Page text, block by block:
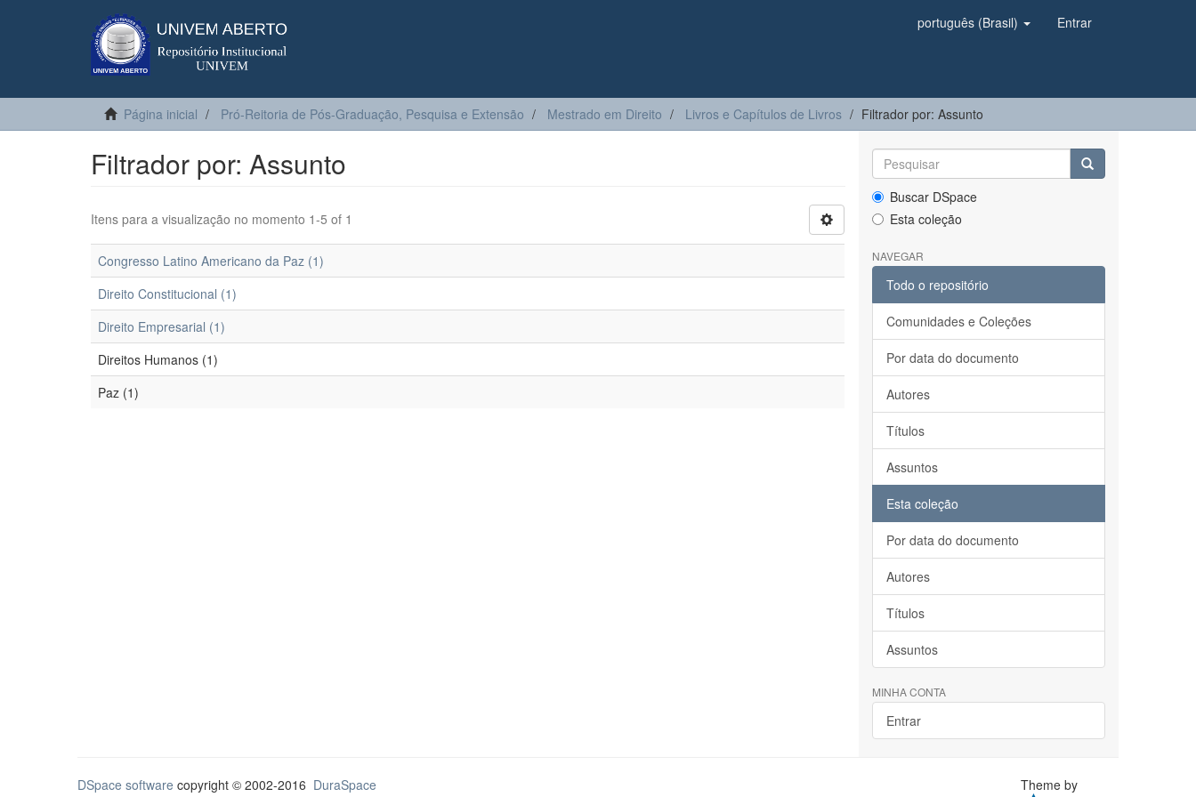
português (Brasil) Entrar
Página inicial Pró-Reitoria de Pós-Graduação, Pesquisa e Extensão Mestrado em Direito Livros e Capítulos de Livros Filtrador por: Assunto
Filtrador por: Assunto
Itens para a visualização no momento 1-5 of 1
Congresso Latino Americano da Paz (1)
Direito Constitucional (1)
Direito Empresarial (1)
Direitos Humanos (1)
Paz (1)
Buscar DSpace
Esta coleção
NAVEGAR
Todo o repositório
Comunidades e Coleções
Por data do documento
Autores
Títulos
Assuntos
Esta coleção
Por data do documento
Autores
Títulos
Assuntos
MINHA CONTA
Entrar
DSpace software copyright © 2002-2016 DuraSpace
Theme by